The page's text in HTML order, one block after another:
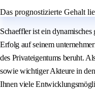
Das prognostizierte Gehalt
Schaeffler ist ein dynamisches
Erfolg auf seinem
des Privateigentums beruht.
sowie wichtiger Akteure in
Ihnen viele